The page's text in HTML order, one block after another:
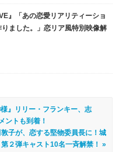
』「あの恋愛リアリティーショ
ました。」恋リア風特別映像解
』リリー・フランキー、志
ントも到着！
子が、恋する堅物委員長に！城
２弾キャスト10名一斉解禁！ »